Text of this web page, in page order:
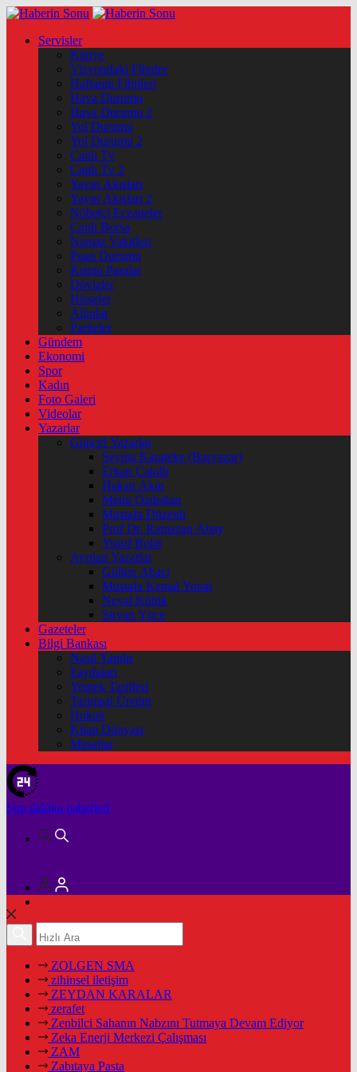
Servisler
Künye
Vizyondaki Filmler
Haftanin Filmleri
Hava Durumu
Hava Durumu 2
Yol Durumu
Yol Durumu 2
Canlı Tv
Canlı Tv 2
Yayın Akışları
Yayın Akışları 2
Nöbetçi Eczaneler
Canlı Borsa
Namaz Vakitleri
Puan Durumu
Kripto Paralar
Dövizler
Hisseler
Altınlar
Pariteler
Gündem
Ekonomi
Spor
Kadın
Foto Galeri
Videolar
Yazarlar
Güncel Yazarlar
Şeyma Karateke (Başyazar)
Erkan Çakıllı
Hakan Akın
Metin Özdoğan
Mustafa Düzenli
Prof Dr. Ramazan Abay
Yusuf Bolat
Ayrılan Yazarlar
Gülten Abacı
Mustafa Kemal Yonat
Neval Kütük
Şirvan Yüce
Gazeteler
Bilgi Bankası
Nasıl Yapılır
Faydaları
Yemek Tarifleri
Tarımsal Üretim
Hukuk
Kitap Dünyası
Mesajlar
Son dakika haberleri
ZOLGEN SMA
zihinsel iletişim
ZEYDAN KARALAR
zerafet
Zenbilci Sahanın Nabzını Tutmaya Devam Ediyor
Zeka Enerji Merkezi Çalışması
ZAM
Zabıtaya Pasta